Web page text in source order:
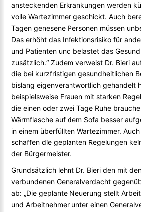
ansteckenden Erkrankungen werden
volle Wartezimmer geschickt. Auch
Tagen genesene Personen müssen
Das erhöht das Infektionsrisiko für
und Patienten und belastet das
zusätzlich.“ Zudem verweist Dr. Bieri
die bei kurzfristigen gesundheitlichen
bislang eigenverantwortlich gehandelt
beispielsweise Frauen mit starken
die einen oder zwei Tage Ruhe
Wärmflasche auf dem Sofa besser
in einem überfüllten Wartezimmer.
schaffen die geplanten Regelungen
der Bürgermeister.
Grundsätzlich lehnt Dr. Bieri den mit
verbundenen Generalverdacht
ab: „Die geplante Neuerung stellt
und Arbeitnehmer unter einen